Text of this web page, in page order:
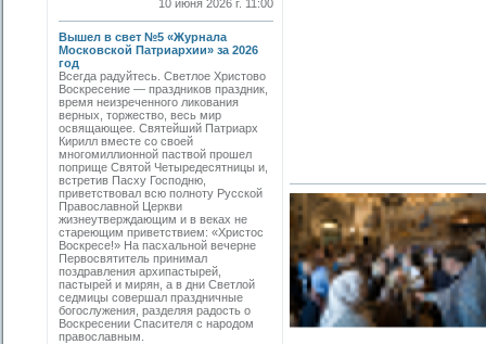
10 июня 2026 г. 11:00
Вышел в свет №5 «Журнала
Московской Патриархии» за 2026
год
Всегда радуйтесь. Светлое Христово
Воскресение — праздников праздник,
время неизреченного ликования
верных, торжество, весь мир
освящающее. Святейший Патриарх
Кирилл вместе со своей
многомиллионной паствой прошел
поприще Святой Четыредесятницы и,
встретив Пасху Господню,
приветствовал всю полноту Русской
Православной Церкви
жизнеутверждающим и в веках не
стареющим приветствием: «Христос
Воскресе!» На пасхальной вечерне
Первосвятитель принимал
поздравления архипастырей,
пастырей и мирян, а в дни Светлой
седмицы совершал праздничные
богослужения, разделяя радость о
Воскресении Спасителя с народом
православным.